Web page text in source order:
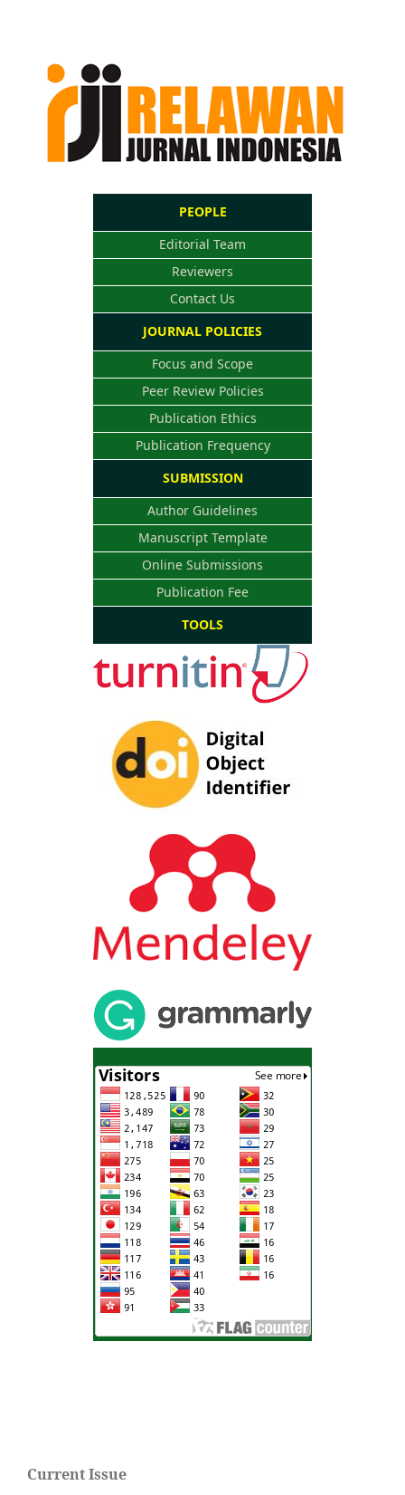
PEOPLE
Editorial Team
Reviewers
Contact Us
JOURNAL POLICIES
Focus and Scope
Peer Review Policies
Publication Ethics
Publication Frequency
SUBMISSION
Author Guidelines
Manuscript Template
Online Submissions
Publication Fee
TOOLS
Current Issue